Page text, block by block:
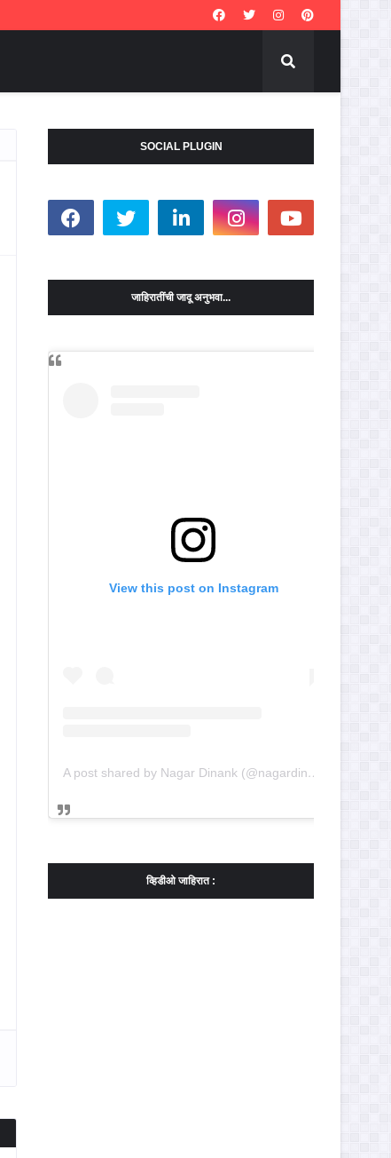
SOCIAL PLUGIN
जाहिरातींची जादू अनुभवा...
View this post on Instagram
A post shared by Nagar Dinank (@nagardinank)
व्हिडीओ जाहिरात :